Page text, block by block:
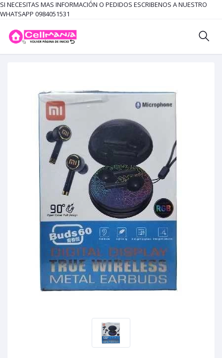
SI NECESITAS MAS INFORMACIÓN O PEDIDOS ESCRIBENOS A NUESTRO
WHATSAPP 0984051531